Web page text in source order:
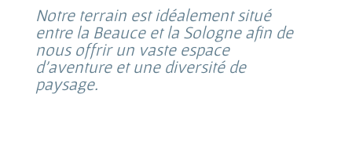
Notre terrain est idéalement situé
entre la Beauce et la Sologne afin de
nous offrir un vaste espace
d’aventure et une diversité de
paysage.